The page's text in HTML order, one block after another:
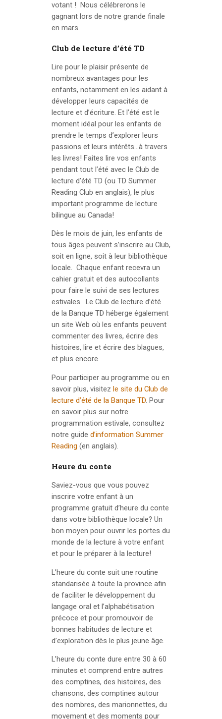
votant ! Nous célébrerons le
gagnant lors de notre grande finale
en mars.
Club de lecture d’été TD
Lire pour le plaisir présente de
nombreux avantages pour les
enfants, notamment en les aidant à
développer leurs capacités de
lecture et d’écriture. Et l’été est le
moment idéal pour les enfants de
prendre le temps d’explorer leurs
passions et leurs intérêts…à travers
les livres! Faites lire vos enfants
pendant tout l’été avec le Club de
lecture d’été TD (ou TD Summer
Reading Club en anglais), le plus
important programme de lecture
bilingue au Canada!
Dès le mois de juin, les enfants de
tous âges peuvent s’inscrire au Club,
soit en ligne, soit à leur bibliothèque
locale. Chaque enfant recevra un
cahier gratuit et des autocollants
pour faire le suivi de ses lectures
estivales. Le Club de lecture d’été
de la Banque TD héberge également
un site Web où les enfants peuvent
commenter des livres, écrire des
histoires, lire et écrire des blagues,
et plus encore.
Pour participer au programme ou en
savoir plus, visitez le site du Club de
lecture d’été de la Banque TD. Pour
en savoir plus sur notre
programmation estivale, consultez
notre guide d’information Summer
Reading (en anglais).
Heure du conte
Saviez-vous que vous pouvez
inscrire votre enfant à un
programme gratuit d’heure du conte
dans votre bibliothèque locale? Un
bon moyen pour ouvrir les portes du
monde de la lecture à votre enfant
et pour le préparer à la lecture!
L’heure du conte suit une routine
standarisée à toute la province afin
de faciliter le développement du
langage oral et l’alphabétisation
précoce et pour promouvoir de
bonnes habitudes de lecture et
d’exploration dès le plus jeune âge.
L’heure du conte dure entre 30 à 60
minutes et comprend entre autres
des comptines, des histoires, des
chansons, des comptines autour
des nombres, des marionnettes, du
movement et des moments pour